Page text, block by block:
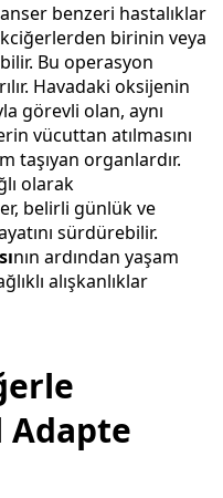
benzeri hastalıklar
birinin veya
Bu operasyon
Havadaki oksijenin
görevli olan, aynı
vücuttan atılmasını
taşıyan organlardır.
olarak
belirli günlük ve
sürdürebilir.
nın ardından yaşam
alışkanlıklar
Adapte